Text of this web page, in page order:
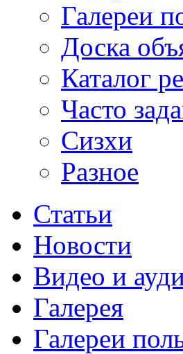
Галереи
Доска
Каталог
Часто
Сизхи
Разное
Статьи
Новости
Видео и
Галерея
Галереи